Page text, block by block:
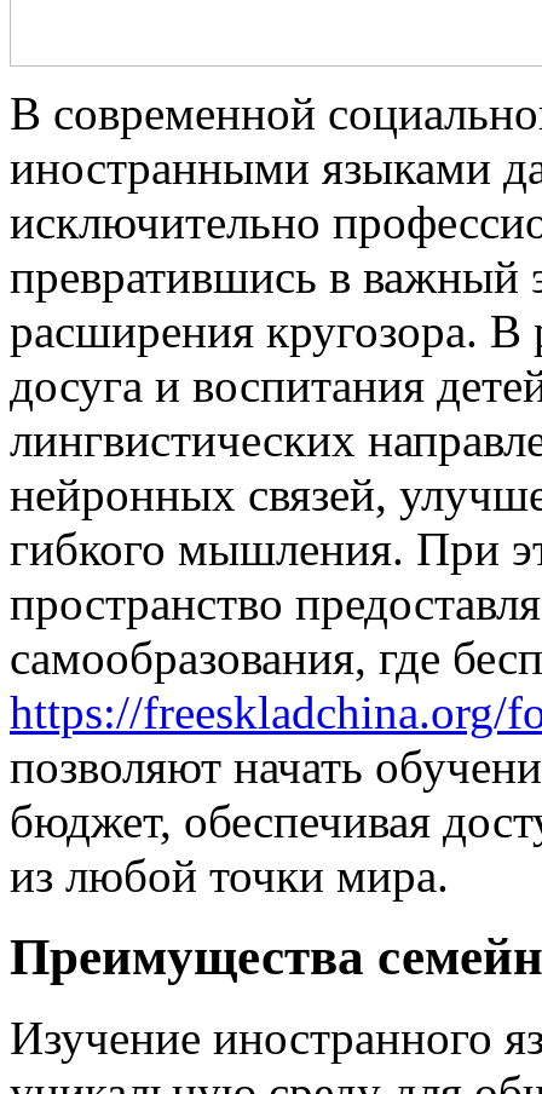
В современной
иностранными языками
исключительно
превратившись в важный
расширения кругозора. В
досуга и воспитания
лингвистических
нейронных связей,
гибкого мышления. При
пространство
самообразования, где
https://freeskladchina.org/
позволяют начать
бюджет, обеспечивая
из любой точки мира.
Преимущества
Изучение иностранного